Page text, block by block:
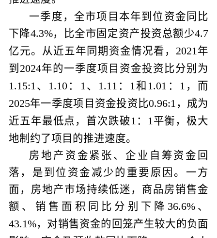
一季度，全市项目本年到位资金同比
下降4.3%，比全市固定资产投资总额少4.7
亿元。从近五年同期资金情况看， 2021年
到 2024年的一季度项目资金投资比分别为
1.15:1、 1.10 ： 1、 1.11 ： 1和 1.01 ： 1 ，而
2025年一季度项目资金投资比0.96:1 ，成为
近五年最低点，首次跌破1 ： 1平衡，极大
地制约了项目的推进速度。
房地产资金紧张、企业自筹资金回
落，是到位资金减少的重要原因。一方
面，房地产市场持续低迷，商品房销售金
额、销售面积同比分别下降 36.6%、
43.1%，对销售资金的回笼产生较大的负面